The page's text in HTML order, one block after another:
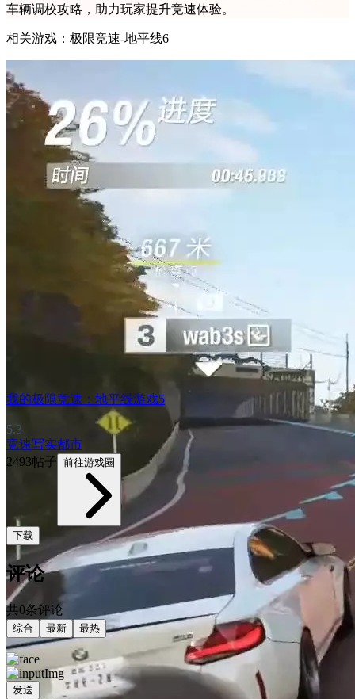
车辆调校攻略，助力玩家提升竞速体验。
相关游戏：极限竞速-地平线6
我的极限竞速：地平线游戏5
5.3
竞速写实都市
2493帖子 前往游戏圈
下载
评论
共0条评论
综合 最新 最热
发送